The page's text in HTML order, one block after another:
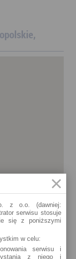
z o.o. (dawniej:
serwisu stosuje
się z poniższymi
w celu:
serwisu i
z niego i